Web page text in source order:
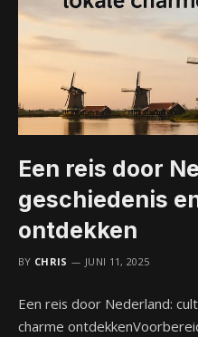
Een reis door
geschiedenis
ontdekken
BY CHRIS JUNI 11, 2025
Een reis door Nederland:
charme